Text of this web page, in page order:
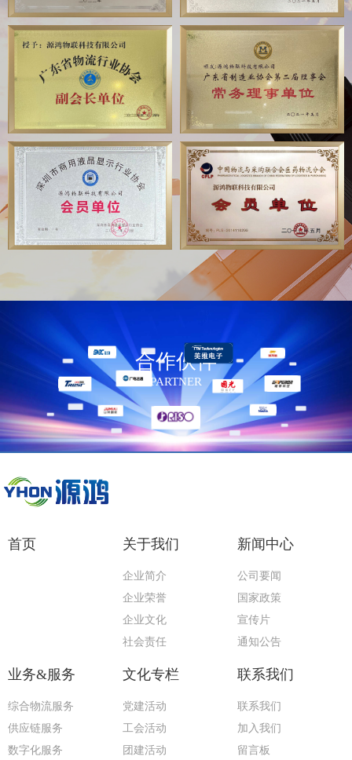
合作伙伴
PARTNER
首页 关于我们
企业简介
企业荣誉
企业文化
社会责任
新闻中心
公司要闻
国家政策
宣传片
通知公告
业务&服务
综合物流服务
供应链服务
数字化服务
文化专栏
党建活动
工会活动
团建活动
联系我们
联系我们
加入我们
留言板